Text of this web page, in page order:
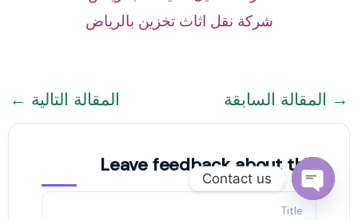
شركة نقل اثاث تخزين بالرياض
→ المقالة السابقة المقالة التالية ←
Leave feedback about this
Contact us
Open